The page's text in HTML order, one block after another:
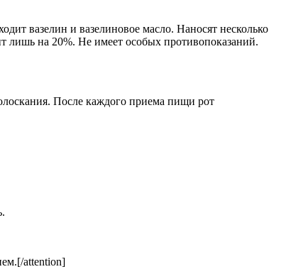
вазелин и вазелиновое масло. Наносят несколько
лишь на 20%. Не имеет особых противопоказаний.
После каждого приема пищи рот
attention]